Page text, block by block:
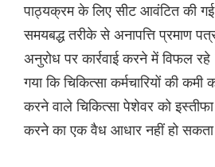
पाठ्यक्रम के लिए सीट आवंटित की गई
समयबद्ध तरीके से अनापत्ति प्रमाण
अनुरोध पर कार्रवाई करने में विफल
गया कि चिकित्सा कर्मचारियों की कमी
करने वाले चिकित्सा पेशेवर को
करने का एक वैध आधार नहीं हो